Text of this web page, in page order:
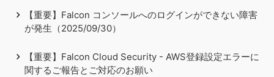
【重要】Falcon コンソールへのログインができない障害
が発生（2025/09/30）
【重要】Falcon Cloud Security - AWS登録設定エラーに
関するご報告とご対応のお願い